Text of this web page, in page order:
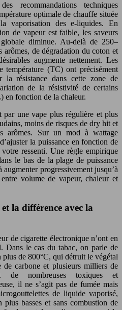
recommandations techniques
optimale de chauffe située
vaporisation des e-liquides. En
de vapeur est faible, les saveurs
diminue. Au-delà de 250–
arômes, de dégradation du coton et
augmente nettement. Les
température (TC) ont précisément
la résistance dans cette zone de
de la résistivité de certains
en fonction de la chaleur.
par une vape plus régulière et plus
moins de risques de dry hit et
arômes. Sur un mod à wattage
la puissance en fonction de
ressenti. Une règle empirique
le bas de la plage de puissance
progressivement jusqu’à
volume de vapeur, chaleur et
la différence avec la
de cigarette électronique n’ont en
Dans le cas du tabac, on parle de
plus de 800°C, qui détruit le végétal
de carbone et plusieurs milliers de
de nombreuses toxiques et
il ne s’agit pas de fumée mais
de liquide vaporisé,
basses et sans combustion de